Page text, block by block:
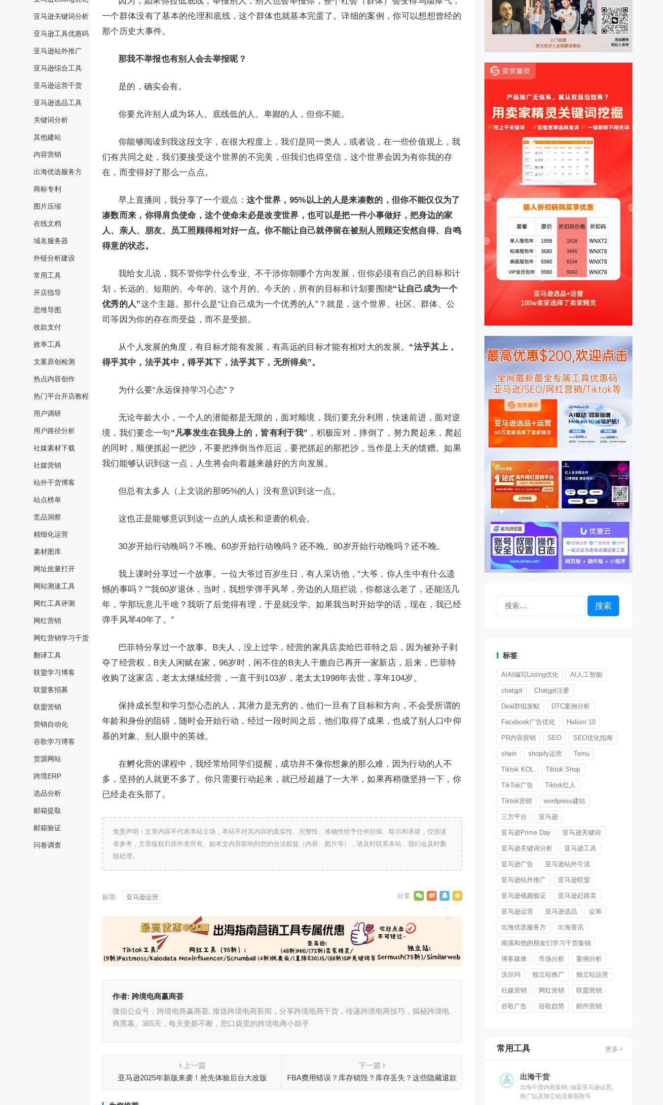
亚马逊关键词分析
亚马逊工具优惠码
亚马逊站外推广
亚马逊综合工具
亚马逊运营干货
亚马逊选品工具
关键词分析
其他建站
内容营销
出海优选服务方
商标专利
图片压缩
在线文档
域名服务器
外链分析建设
常用工具
开店指导
思维导图
收款支付
效率工具
文案原创检测
热点内容创作
热门平台开店教程
用户调研
用户路径分析
社媒素材下载
社媒营销
站外干货博客
站点榜单
竞品洞察
精细化运营
素材图库
网址批量打开
网站测速工具
网红工具评测
网红营销
网红营销学习干货
翻译工具
联盟学习博客
联盟客招募
联盟营销
营销自动化
谷歌学习博客
货源网站
跨境ERP
选品分析
邮箱提取
邮箱验证
问卷调查
一个群体没有了基本的伦理和底线，这个群体也就基本完蛋了。详细的案例，你可以想想曾经的
那个历史大事件。
那我不举报也有别人会去举报呢？
是的，确实会有。
你要允许别人成为坏人、底线低的人、卑鄙的人，但你不能。
你能够阅读到我这段文字，在很大程度上，我们是同一类人，或者说，在一些价值观上，我
们有共同之处，我们要接受这个世界的不完美，但我们也得坚信，这个世界会因为有你我的存
在，而变得好了那么一点点。
早上直播间，我分享了一个观点： 这个世界，95%以上的人是来凑数的，但你不能仅仅为了
凑数而来，你得肩负使命，这个使命未必是改变世界，也可以是把一件小事做好，把身边的家
人、亲人、朋友、员工照顾得相对好一点。你不能让自己就停留在被别人照顾还安然自得、自鸣
得意的状态。
我给女儿说，我不管你学什么专业、不干涉你朝哪个方向发展，但你必须有自己的目标和计
划，长远的、短期的、今年的、这个月的、今天的，所有的目标和计划要围绕“让自己成为一个
优秀的人”这个主题。那什么是“让自己成为一个优秀的人”？就是，这个世界、社区、群体、公
司等因为你的存在而受益，而不是受损。
从个人发展的角度，有目标才能有发展，有高远的目标才能有相对大的发展。 “法乎其上，
得乎其中，法乎其中，得乎其下，法乎其下，无所得矣”。
为什么要“永远保持学习心态”？
无论年龄大小，一个人的潜能都是无限的，面对顺境，我们要充分利用，快速前进，面对逆
境，我们要念一句“凡事发生在我身上的，皆有利于我” ，积极应对，摔倒了，努力爬起来，爬起
的同时，顺便抓起一把沙，不要把摔倒当作厄运，要把抓起的那把沙，当作是上天的馈赠。如果
我们能够认识到这一点，人生将会向着越来越好的方向发展。
但总有太多人（上文说的那95%的人）没有意识到这一点。
这也正是能够意识到这一点的人成长和逆袭的机会。
30岁开始行动晚吗？不晚。60岁开始行动晚吗？还不晚。80岁开始行动晚吗？还不晚。
我上课时分享过一个故事。一位大爷过百岁生日，有人采访他，“大爷，你人生中有什么遗
憾的事吗？”“我60岁退休，当时，我想学弹手风琴，旁边的人阻拦说，你都这么老了，还能活几
年，学那玩意儿干啥？我听了后觉得有理，于是就没学。如果我当时开始学的话，现在，我已经
弹手风琴40年了。”
巴菲特分享过一个故事。B夫人，没上过学，经营的家具店卖给巴菲特之后，因为被孙子剥
夺了经营权，B夫人闲赋在家，96岁时，闲不住的B夫人干脆自己再开一家新店，后来，巴菲特
收购了这家店，老太太继续经营，一直干到103岁，老太太1998年去世，享年104岁。
保持成长型和学习型心态的人，其潜力是无穷的，他们一旦有了目标和方向，不会受所谓的
年龄和身份的阻碍，随时会开始行动，经过一段时间之后，他们取得了成果，也成了别人口中仰
慕的对象、别人眼中的英雄。
在孵化营的课程中，我经常给同学们提醒，成功并不像你想象的那么难，因为行动的人不
多，坚持的人就更不多了。你只需要行动起来，就已经超越了一大半，如果再稍微坚持一下，你
已经走在头部了。
免责声明：文章内容不代表本站立场，本站不对其内容的真实性、完整性、准确性给予任何担保、暗示和承诺，仅供读
者参考，文章版权归原作者所有。如本文内容影响到您的合法权益（内容、图片等），请及时联系本站，我们会及时删
除处理。
标签: 亚马逊运营
作者: 跨境电商赢商荟
微信公众号：跨境电商赢商荟, 推送跨境电商新闻，分享跨境电商干货，传递跨境电商技巧，揭秘跨境电
商黑幕。365天，每天更新不断，您口袋里的跨境电商小助手
上一篇
亚马逊2025年新版来袭！抢先体验后台大改版
下一篇
FBA费用错误？库存销毁？库存丢失？这些隐藏退款
标签
AIAI编写Listing优化 AI人工智能
chatgpt Chatgpt注册
Deal群组发帖 DTC案例分析
Facebook广告优化 Helium 10
PR内容营销 SEO SEO优化指南
shein shopify运营 Temu
Tiktok KOL Tiktok Shop
TikTok广告 Tiktok红人
Tiktok营销 wordpress建站
三方平台 亚马逊
亚马逊Prime Day 亚马逊关键词
亚马逊关键词分析 亚马逊工具
亚马逊广告 亚马逊站外引流
亚马逊站外推广 亚马逊联盟
亚马逊视频验证 亚马逊赶跟卖
亚马逊运营 亚马逊选品 众筹
出海优选服务方 出海资讯
南溪和他的朋友们学习干货集锦
博客媒体 市场分析 案例分析
沃尔玛 独立站推广 独立站运营
社媒营销 网红营销 联盟营销
谷歌广告 谷歌趋势 邮件营销
常用工具 更多
出海干货
出海干货内容集锦, 涵盖亚马逊运营,
推广以及独立站流量获取等